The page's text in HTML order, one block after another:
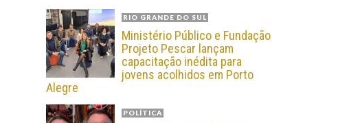
RIO GRANDE DO SUL
Ministério Público e Fundação
Projeto Pescar lançam
capacitação inédita para
jovens acolhidos em Porto
Alegre
POLÍTICA